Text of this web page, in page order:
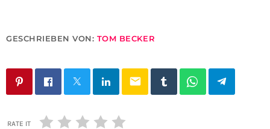
GESCHRIEBEN VON: TOM BECKER
email
RATE IT